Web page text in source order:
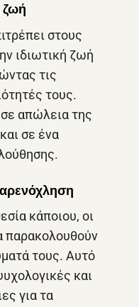
ζωή
στους
ιδιωτική ζωή
τις
τους.
απώλεια της
σε ένα
κάποιου, οι
παρακολουθούν
τους. Αυτό
και
για τα